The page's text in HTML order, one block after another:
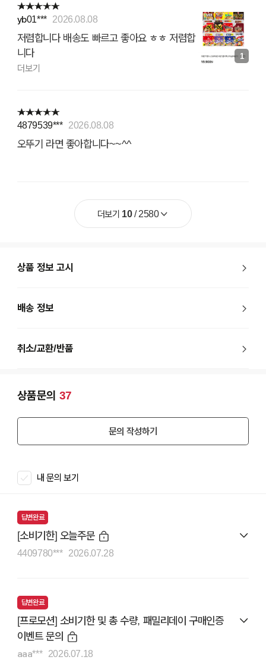
yb01*** 2026.08.08
저렴합니다 배송도 빠르고 좋아요 ㅎㅎ 저렴합
니다
더보기
1
4879539*** 2026.08.08
오뚜기 라면 좋아합니다~~^^
더보기 10/2580
상품 정보 고시
배송 정보
취소/교환/반품
상품문의 37
문의 작성하기
내 문의 보기
답변완료
[소비기한] 오늘주문
4409780*** 2026.07.28
답변완료
[프로모션] 소비기한 및 총 수량, 패밀리데이 구매인증
이벤트 문의
aaa*** 2026.07.18